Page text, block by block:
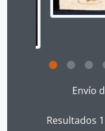
Envío
Resultados